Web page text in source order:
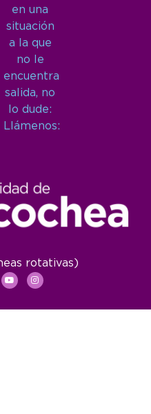
en una
situación
a la que
no le
encuentra
salida, no
lo dude:
Llámenos:
rotativas)